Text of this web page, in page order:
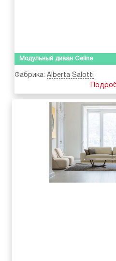
Модульный диван Celine
Фабрика: Alberta Salotti